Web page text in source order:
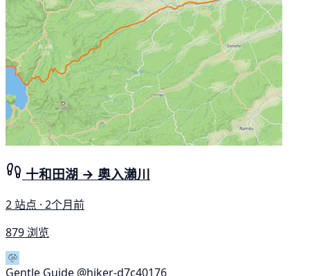
十和田湖 → 奧入瀨川
2 站点 · 2个月前
879 浏览
Gentle Guide @hiker-d7c40176